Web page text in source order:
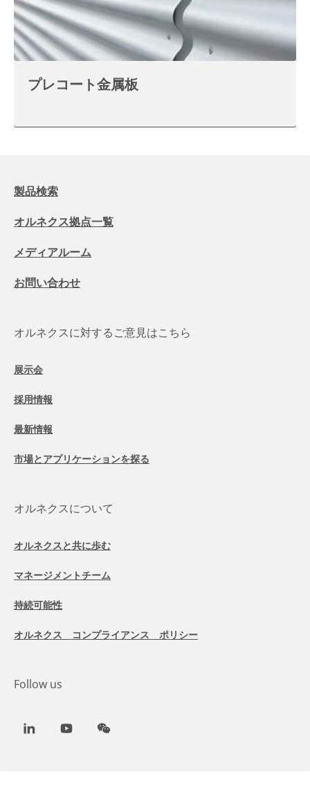
プレコート金属板
製品検索
オルネクス拠点一覧
メディアルーム
お問い合わせ
オルネクスに対するご意見はこちら
展示会
採用情報
最新情報
市場とアプリケーションを探る
オルネクスについて
オルネクスと共に歩む
マネージメントチーム
持続可能性
オルネクス コンプライアンス ポリシー
Follow us
LinkedInYoutubeWeChat